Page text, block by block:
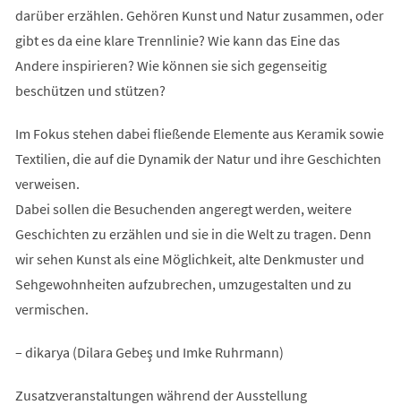
darüber erzählen. Gehören Kunst und Natur zusammen, oder
gibt es da eine klare Trennlinie? Wie kann das Eine das
Andere inspirieren? Wie können sie sich gegenseitig
beschützen und stützen?
Im Fokus stehen dabei fließende Elemente aus Keramik sowie
Textilien, die auf die Dynamik der Natur und ihre Geschichten
verweisen.
Dabei sollen die Besuchenden angeregt werden, weitere
Geschichten zu erzählen und sie in die Welt zu tragen. Denn
wir sehen Kunst als eine Möglichkeit, alte Denkmuster und
Sehgewohnheiten aufzubrechen, umzugestalten und zu
vermischen.
– dikarya (Dilara Gebeş und Imke Ruhrmann)
Zusatzveranstaltungen während der Ausstellung